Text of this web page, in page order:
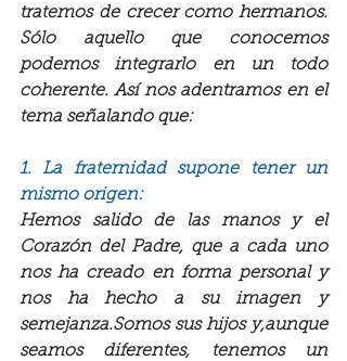
tratemos de crecer como hermanos.
Sólo aquello que conocemos
podemos integrarlo en un todo
coherente. Así nos adentramos en el
tema señalando que:
1. La fraternidad supone tener un
mismo origen:
Hemos salido de las manos y el
Corazón del Padre, que a cada uno
nos ha creado en forma personal y
nos ha hecho a su imagen y
semejanza.Somos sus hijos y,aunque
seamos diferentes, tenemos un